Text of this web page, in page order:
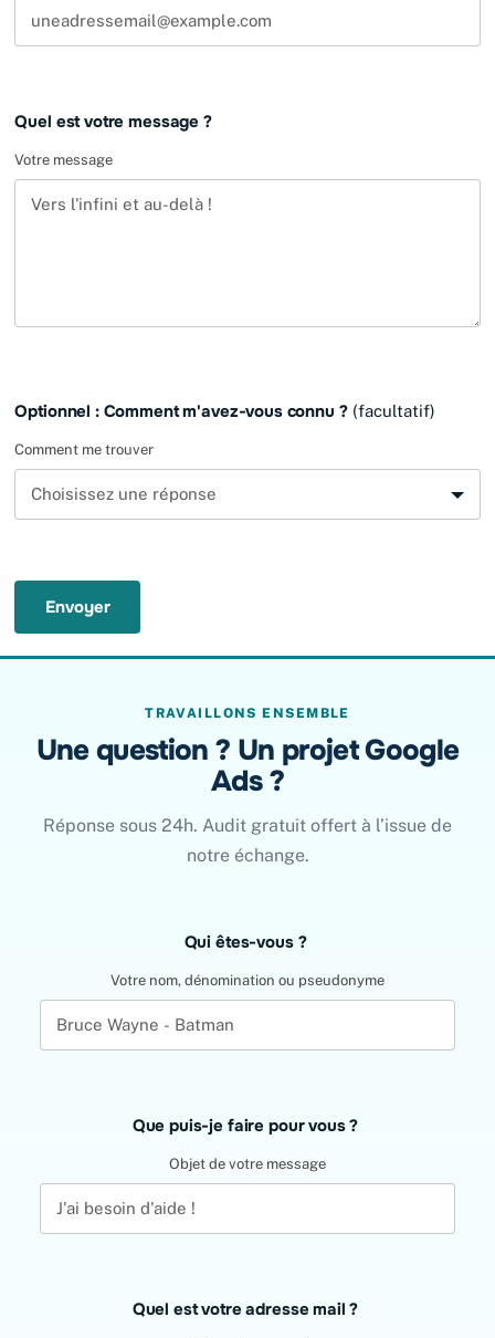
Quel est votre message ?
Votre message
Optionnel : Comment m'avez-vous connu ? (facultatif)
Comment me trouver
Envoyer
TRAVAILLONS ENSEMBLE
Une question ? Un projet Google
Ads ?
Réponse sous 24h. Audit gratuit offert à l’issue de
notre échange.
blank
Qui êtes-vous ?
Votre nom, dénomination ou pseudonyme
Que puis-je faire pour vous ?
Objet de votre message
Quel est votre adresse mail ?